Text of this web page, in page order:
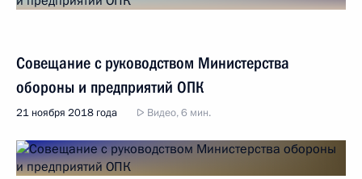
Совещание с руководством Министерства
обороны и предприятий ОПК
21 ноября 2018 года Видео, 6 мин.